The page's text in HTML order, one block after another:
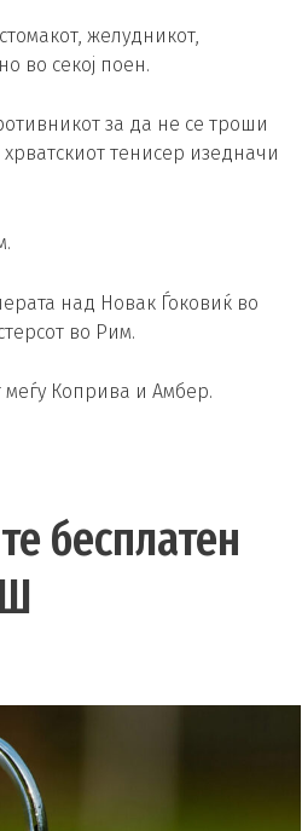
желудникот,
во секој поен.
за да не се троши
тенисер изедначи
над Новак Ѓоковиќ во
во Рим.
Коприва и Амбер.
бесплатен